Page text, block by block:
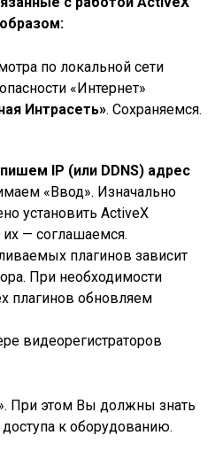
по локальной сети
«Интернет»
Интрасеть». Сохраняемся.
IP (или DDNS) адрес
«Ввод». Изначально
установить ActiveX
их — соглашаемся.
плагинов зависит
При необходимости
плагинов обновляем
видеорегистраторов
При этом Вы должны знать
доступа к оборудованию.